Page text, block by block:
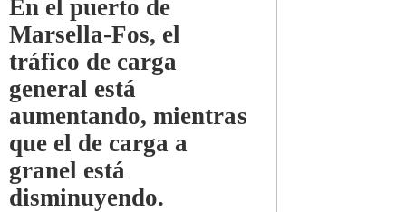
En el puerto de
Marsella-Fos, el
tráfico de carga
general está
aumentando, mientras
que el de carga a
granel está
disminuyendo.